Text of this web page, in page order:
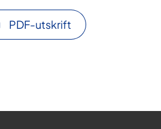
PDF-utskrift